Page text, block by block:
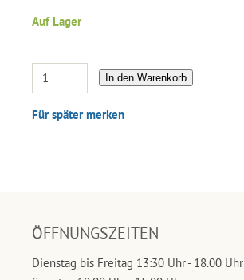
Auf Lager
In den Warenkorb
Für später merken
ÖFFNUNGSZEITEN
Dienstag bis Freitag 13:30 Uhr - 18.00 Uhr